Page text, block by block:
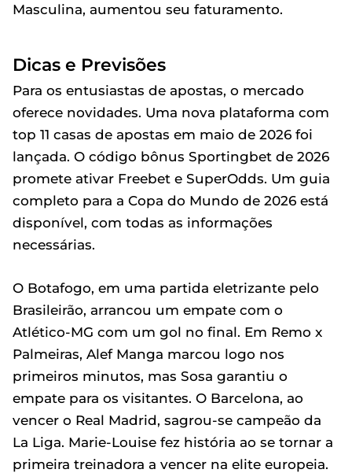
Masculina, aumentou seu faturamento.
Dicas e Previsões
Para os entusiastas de apostas, o mercado
oferece novidades. Uma nova plataforma com
top 11 casas de apostas em maio de 2026 foi
lançada. O código bônus Sportingbet de 2026
promete ativar Freebet e SuperOdds. Um guia
completo para a Copa do Mundo de 2026 está
disponível, com todas as informações
necessárias.
O Botafogo, em uma partida eletrizante pelo
Brasileirão, arrancou um empate com o
Atlético-MG com um gol no final. Em Remo x
Palmeiras, Alef Manga marcou logo nos
primeiros minutos, mas Sosa garantiu o
empate para os visitantes. O Barcelona, ao
vencer o Real Madrid, sagrou-se campeão da
La Liga. Marie-Louise fez história ao se tornar a
primeira treinadora a vencer na elite europeia.